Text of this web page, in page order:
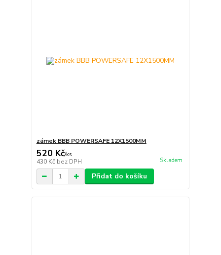
zámek BBB POWERSAFE 12X1500MM
520 Kč/ks
430 Kč bez DPH Skladem
Přidat do košíku